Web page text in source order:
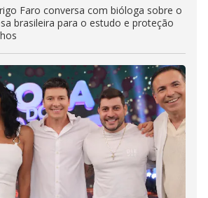
Faro conversa com bióloga sobre o
brasileira para o estudo e proteção